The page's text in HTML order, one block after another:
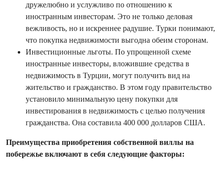
дружелюбно и услужливо по отношению к
иностранным инвесторам. Это не только деловая
вежливость, но и искреннее радушие. Турки понимают,
что покупка недвижимости выгодна обеим сторонам.
Инвестиционные льготы. По упрощенной схеме
иностранные инвесторы, вложившие средства в
недвижимость в Турции, могут получить вид на
жительство и гражданство. В этом году правительство
установило минимальную цену покупки для
инвестирования в недвижимость с целью получения
гражданства. Она составила 400 000 долларов США.
Преимущества приобретения собственной виллы на
побережье включают в себя следующие факторы: